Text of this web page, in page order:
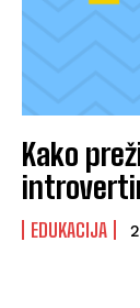
Kako
EDUKACIJA